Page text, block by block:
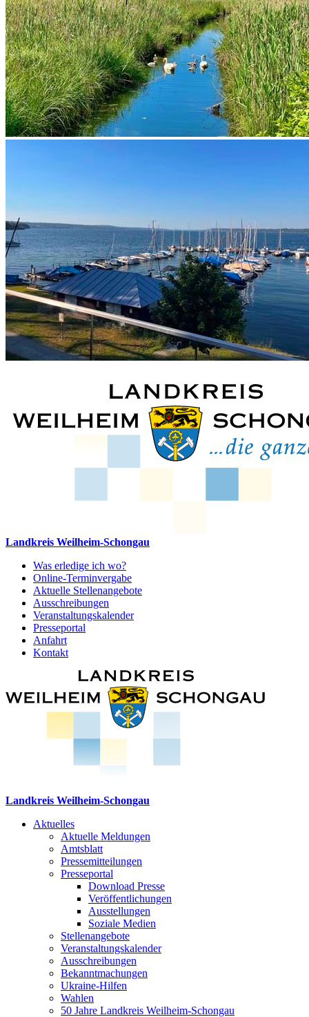
Landkreis Weilheim-Schongau
Was erledige ich wo?
Online-Terminvergabe
Aktuelle Stellenangebote
Ausschreibungen
Veranstaltungskalender
Presseportal
Anfahrt
Kontakt
Landkreis Weilheim-Schongau
Aktuelles
Aktuelle Meldungen
Amtsblatt
Pressemitteilungen
Presseportal
Download Presse
Veröffentlichungen
Ausstellungen
Soziale Medien
Stellenangebote
Veranstaltungskalender
Ausschreibungen
Bekanntmachungen
Ukraine-Hilfen
Wahlen
50 Jahre Landkreis Weilheim-Schongau